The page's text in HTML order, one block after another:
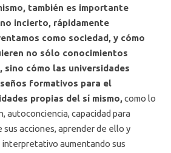
también es importante
incierto, rápidamente
como sociedad, y cómo
no sólo conocimientos
cómo las universidades
formativos para el
propias del sí mismo,como lo
autoconciencia, capacidad para
acciones, aprender de ello y
interpretativo aumentando sus